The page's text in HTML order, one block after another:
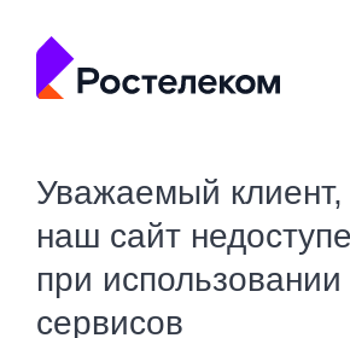
Уважаемый клиент,
наш сайт
при использовании
сервисов